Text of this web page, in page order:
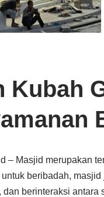
Kubah
– Masjid merupakan
beribadah,
berinteraksi antara